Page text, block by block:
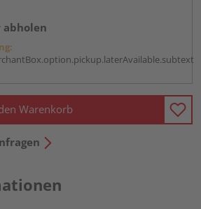
abholen
Warenkorb